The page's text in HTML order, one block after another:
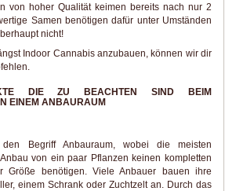
von hoher Qualität keimen bereits nach nur 2
Samen benötigen dafür unter Umständen
nicht!
Indoor Cannabis anzubauen, können wir dir
DIE ZU BEACHTEN SIND BEIM
EINEM ANBAURAUM
Begriff Anbauraum, wobei die meisten
von ein paar Pflanzen keinen kompletten
Größe benötigen. Viele Anbauer bauen ihre
einem Schrank oder Zuchtzelt an. Durch das